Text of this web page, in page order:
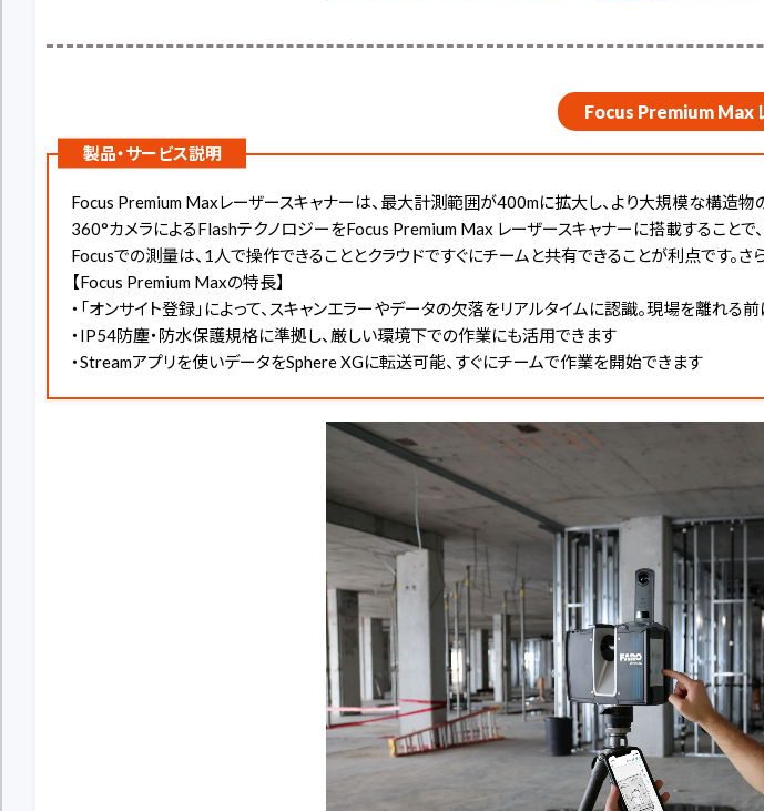
Focus Premium Max
製品・サービス説明
Focus Premium Maxレーザースキャナーは、最大計測範囲が400mに拡大し、より大規模な構造物
360°カメラによるFlashテクノロジーをFocus Premium Max レーザースキャナーに搭載することで
Focusでの測量は、1人で操作できることとクラウドですぐにチームと共有できることが利点です。
【Focus Premium Maxの特長】
・「オンサイト登録」によって、スキャンエラーやデータの欠落をリアルタイムに認識。現場を離れ
・IP54防塵・防水保護規格に準拠し、厳しい環境下での作業にも活用できます
・Streamアプリを使いデータをSphere XGに転送可能、すぐにチームで作業を開始できます